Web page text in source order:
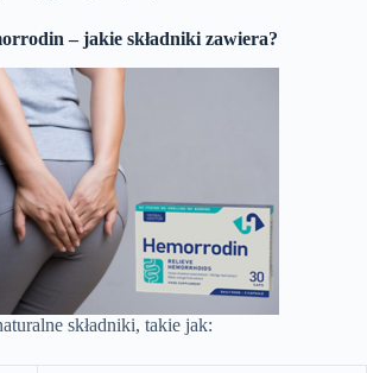
– jakie składniki zawiera?
składniki, takie jak: